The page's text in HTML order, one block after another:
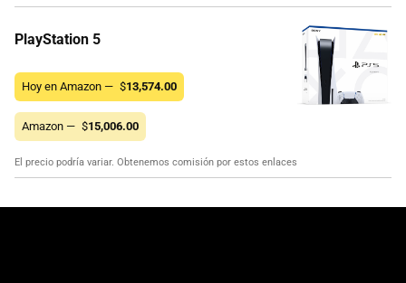
PlayStation 5
Hoy en Amazon — $13,574.00
Amazon — $15,006.00
El precio podría variar. Obtenemos comisión por estos enlaces